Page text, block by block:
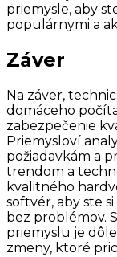
priemysle, aby
populárnymi a
Záver
Na záver,
domáceho
zabezpečenie
Priemysloví
požiadavkám a
trendom a
kvalitného
softvér, aby ste
bez problémov.
priemyslu je
zmeny, ktoré